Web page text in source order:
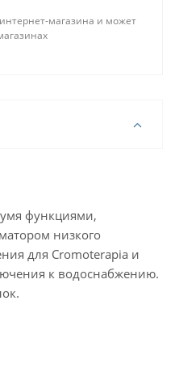
магазина и может
функциями,
низкого
для Cromoterapia и
к водоснабжению.